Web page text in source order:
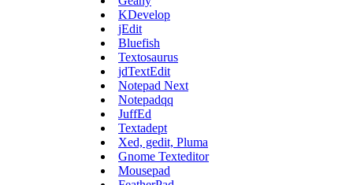
KDevelop
jEdit
Bluefish
Textosaurus
jdTextEdit
Notepad Next
Notepadqq
JuffEd
Textadept
Xed, gedit, Pluma
Gnome Texteditor
Mousepad